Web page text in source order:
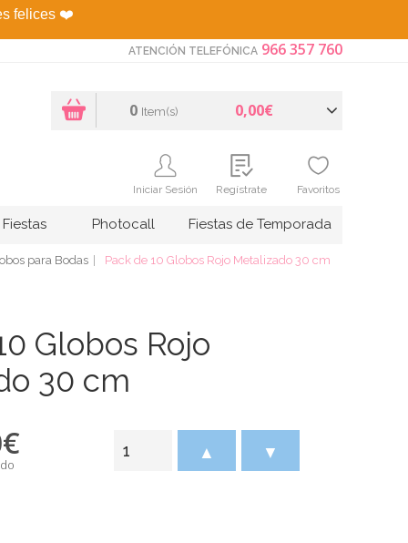
felices ❤️
ATENCIÓN TELEFÓNICA 966 357 760
0 Item(s) 0,00€
Iniciar Sesión Regístrate Favoritos
Photocall Fiestas de Temporada
para Bodas Pack de 10 Globos Rojo Metalizado 30 cm
Globos Rojo
30 cm
€ ▲ ▼